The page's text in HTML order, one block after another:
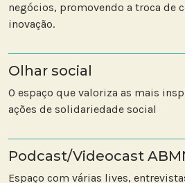
negócios, promovendo a troca de
inovação.
Olhar social
O espaço que valoriza as mais
ações de solidariedade social
Podcast/Videocast
Espaço com várias lives,